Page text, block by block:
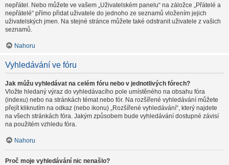
nepřátel. Nebo můžete ve vašem „Uživatelském panelu“ na záložce „Přátelé a
nepřátelé“ přímo přidat uživatele do jednoho ze seznamů vložením jejich
uživatelských jmen. Na stejné stránce můžete také odstranit uživatele z vašich
seznamů.
Nahoru
Vyhledávání ve fóru
Jak můžu vyhledávat na celém fóru nebo v jednotlivých fórech?
Vložte hledaný výraz do vyhledávacího pole umístěného na obsahu fóra
(indexu) nebo na stránkách témat nebo fór. Na rozšířené vyhledávání můžete
přejít kliknutím na odkaz (nebo ikonu) „Rozšířené vyhledávání“, který najdete
na všech stránkách fóra. Jakým způsobem bude vyhledávání dostupné závisí
na použitém vzhledu fóra.
Nahoru
Proč moje vyhledávání nic nenašlo?